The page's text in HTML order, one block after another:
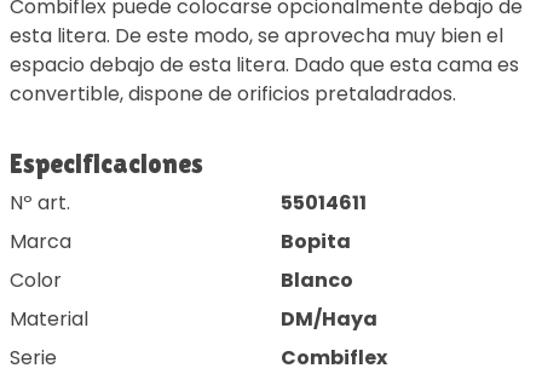
Combiflex puede colocarse opcionalmente debajo de
esta litera. De este modo, se aprovecha muy bien el
espacio debajo de esta litera. Dado que esta cama es
convertible, dispone de orificios pretaladrados.
Especificaciones
Nº art.
55014611
Marca
Bopita
Color
Blanco
Material
DM/Haya
Serie
Combiflex